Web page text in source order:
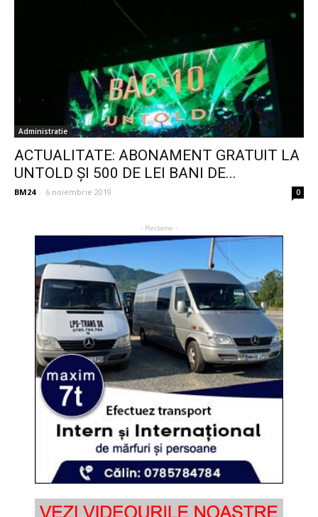
Administratie
ACTUALITATE: ABONAMENT GRATUIT LA
UNTOLD ȘI 500 DE LEI BANI DE...
BM24 - 6 noiembrie 2019 0
- Reclame -